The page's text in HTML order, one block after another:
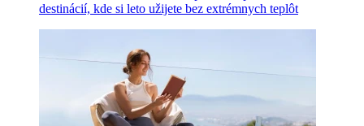
destinácií, kde si leto užijete bez extrémnych teplôt